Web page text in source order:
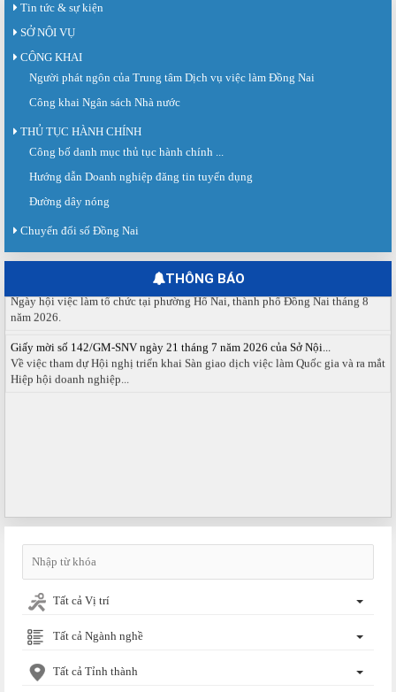
Tin tức & sự kiện
SỞ NỘI VỤ
CÔNG KHAI
Người phát ngôn của Trung tâm Dịch vụ việc làm Đồng Nai
Công khai Ngân sách Nhà nước
THỦ TỤC HÀNH CHÍNH
Công bố danh mục thủ tục hành chính ...
Hướng dẫn Doanh nghiệp đăng tin tuyển dụng
Đường dây nóng
Chuyển đổi số Đồng Nai
THÔNG BÁO
Sàn giao dịch việc làm lần thứ 08 năm 2026: Hơn 4.300 cơ hội...
Sáng ngày 03/8/2026, Trung tâm Dịch vụ việc làm Đồng Nai tổ chức Sàn giao
dịch việc làm lần thứ 08...
Báo cáo kết quả tổ chức Sàn giao dịch việc làm lần thứ 08/2026 ngày 03
Ngày hội việc làm phường Hố Nai tháng 8 năm 2026
năm 2026.
Về việc tham dự Hội nghị triển khai Sàn giao dịch việc làm Quốc gia và ra mắt
Hiệp hội doanh nghiệp...
Tất cả Vị trí
Tất cả Ngành nghề
Tất cả Tỉnh thành